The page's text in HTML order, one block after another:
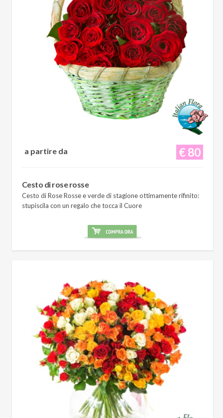
€ 80
a partire da
Cesto di rose rosse
Cesto di Rose Rosse e verde di stagione ottimamente rifinito:
stupiscila con un regalo che tocca il Cuore